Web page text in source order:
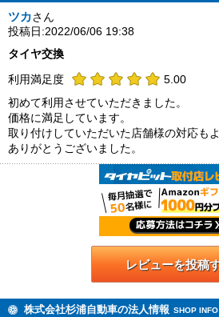
ツカさん
投稿日:2022/06/06 19:38
タイヤ交換
利用満足度
5.00
初めて利用させていただきました。
価格に満足しています。
取り付けしていただいた店舗様の対応も
ありがとうございました。
レビューを投稿
株式会社杉浦自動車の法人情報 SHOP INFO